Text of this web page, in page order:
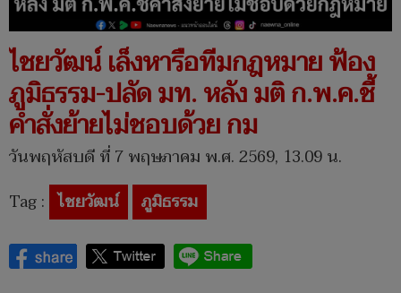
ไชยวัฒน์ เล็งหารือทีมกฎหมาย ฟ้อง
ภูมิธรรม-ปลัด มท. หลัง มติ ก.พ.ค.ชี้
คำสั่งย้ายไม่ชอบด้วย กม
วันพฤหัสบดี ที่ 7 พฤษภาคม พ.ศ. 2569, 13.09 น.
Tag : ไชยวัฒน์ ภูมิธรรม